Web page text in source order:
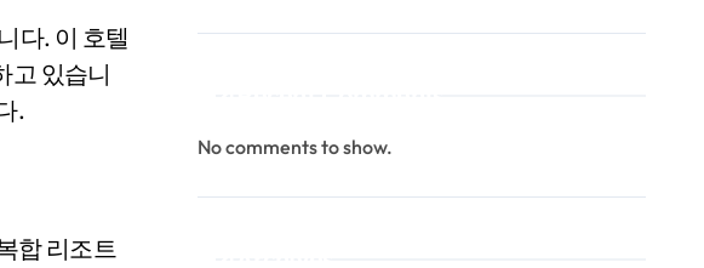
고 있습니
.
합 리조트
No comments to show.